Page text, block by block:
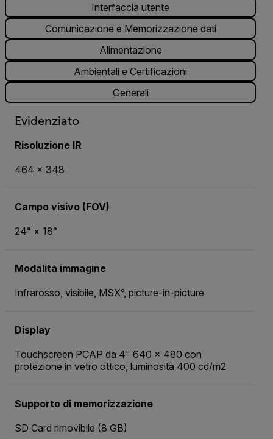
Interfaccia utente
Comunicazione e Memorizzazione dati
Alimentazione
Ambientali e Certificazioni
Generali
Evidenziato
Risoluzione IR
464 × 348
Campo visivo (FOV)
24° × 18°
Modalità immagine
Infrarosso, visibile, MSX°, picture-in-picture
Display
Touchscreen PCAP da 4" 640 × 480 con
protezione in vetro ottico, luminosità 400 cd/m2
Supporto di memorizzazione
SD Card rimovibile (8 GB)